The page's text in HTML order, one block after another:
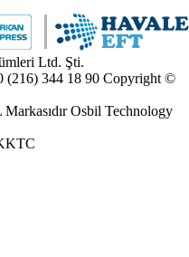
Ltd. Şti.
(216) 344 18 90 Copyright ©
Osbil Technology